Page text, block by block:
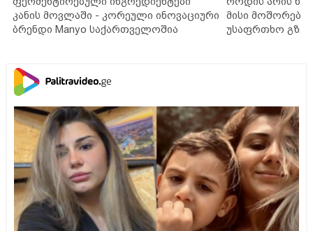
კანის მოვლაში - კორეული ინოვაციური
ბრენდი Manyo საქართველოშია
მისი
უსაფრთხო